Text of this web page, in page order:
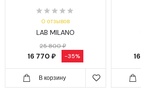
0 отзывов
LAB MILANO
25 800 ₽
16 770 ₽ -35%
В корзину